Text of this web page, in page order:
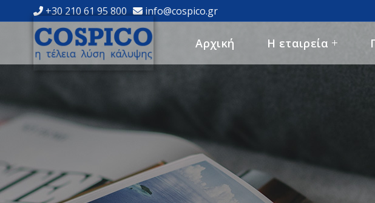
+30 210 61 95 800 info@cospico.gr
Αρχική Η εταιρεία